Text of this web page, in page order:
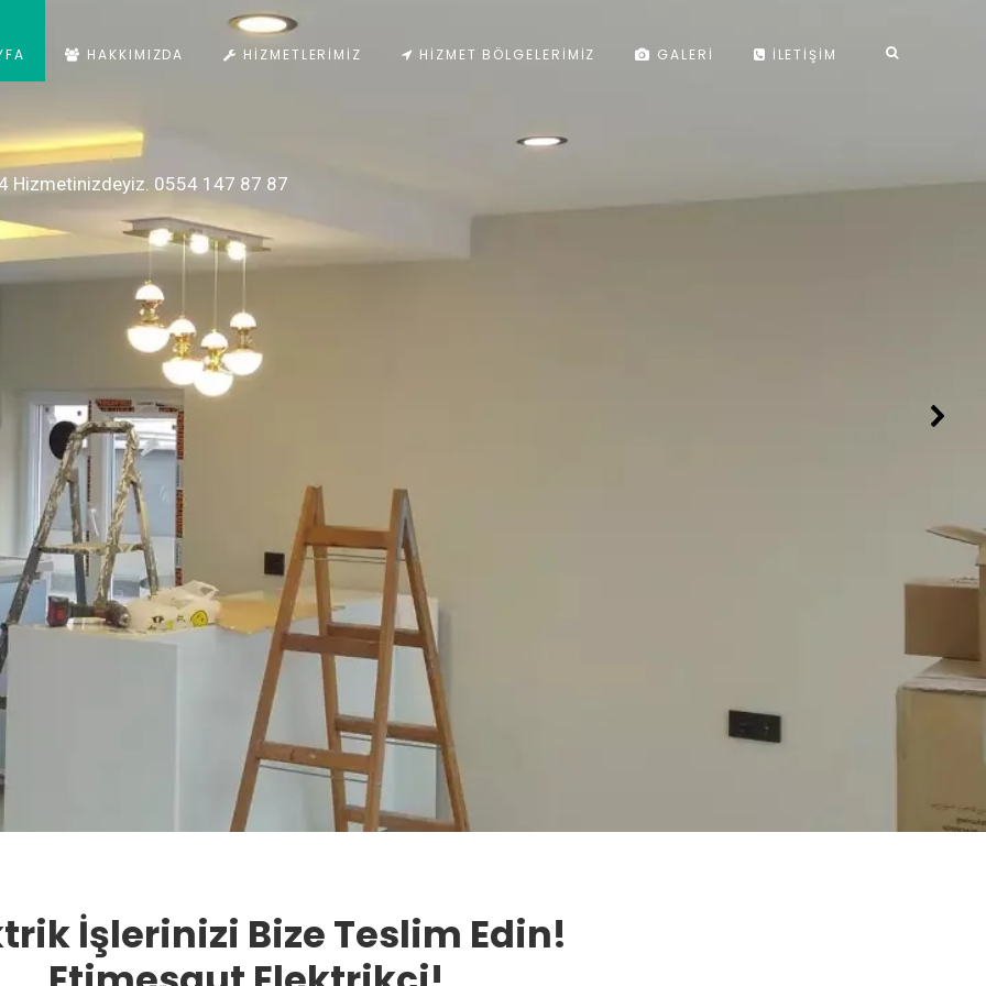
HAKKIMIZDA HIZMETLERIMIZ HIZMET BÖLGELERIMIZ GALERI İLETIŞIM
Hizmetinizdeyiz. 0554 147 87 87
İşlerinizi Bize Teslim Edin!